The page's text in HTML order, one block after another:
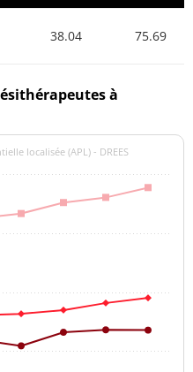
38.04 75.69
à
localisée (APL) - DREES